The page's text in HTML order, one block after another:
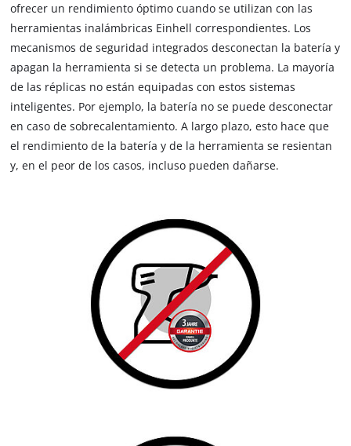
ofrecer un rendimiento óptimo cuando se utilizan con las
herramientas inalámbricas Einhell correspondientes. Los
mecanismos de seguridad integrados desconectan la batería y
apagan la herramienta si se detecta un problema. La mayoría
de las réplicas no están equipadas con estos sistemas
inteligentes. Por ejemplo, la batería no se puede desconectar
en caso de sobrecalentamiento. A largo plazo, esto hace que
el rendimiento de la batería y de la herramienta se resientan
y, en el peor de los casos, incluso pueden dañarse.